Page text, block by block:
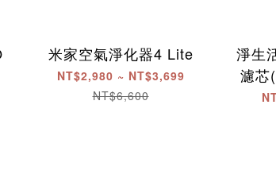
米家空氣淨化器4 Lite
NT$2,980 ~ NT$3,699
NT$6,600
淨生
濾芯